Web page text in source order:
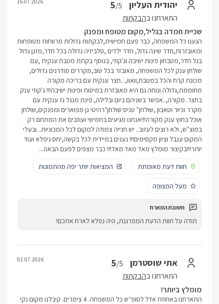
יהודית העליון 5/5
התארחנו בהבקתות
שכיית חמדה בגליל,מקום מטופח ומפנק
הגענו כל המשפחה, כבר פעם חמישית,לבקתות גדולות מרווחות מטופחות
ומאובזרות,חדר שינה גדול, חדר ילדים ,טלביזיה גדולה בכל חדר,מזגן גדול
בגל חדר,מטבחון פינות ישיבה וג'קוזי, בנוסף בקתת מטבח ענקית ,עם
שולחן ענק לכל המשפחה, מאובזר בכל טוב,מקררים מודרנים גדולים,
מכונת קרח והכל במטבח,וואוו,...חצר ענקית עם בריכה מקורה
מחוממת,גדולה ונוחה גם היא מאובזרת במיטות ופינות ישיבה!!! ג'קוזי ענק
בחצר..מקורה,..אפשר בשניהם ביום ובלילה, פינת מנגל גז ענקית עם
מקרר וכיור וטאבון ,שולחן" טניס שולחן"רהיטי גן מפוארים ומפנקים,שולחן
אוכל בחוץ ענק מקורה!!!אנחנו מגיעים בחמישי ועוזבים את המתחם רק
במוצ"ש, ולא רוצים לעזוב.. יש חנייה צמודה למקום לכל המכוניות...ובעלי
המקום ענבל וציון מקסימים!!! נענים במיידית לכל בקשה,יחס ניפלא ועוד
יותר!!!בקיצור מומלץ מאד מאד מאד!!! כבר מצפים לפעם הבאה...
חוות דעת מאומתת
המציאות יותר יפה מהתמונות
מעל המצופה
תודה על חוות הדעת המפרגנת, היה נפלא לארח אתכם!
אתי שוסטרמן 5/5
התארחנו בהבקתות
02.07.2026
מומלץ ביותר!
התארחנו באחוזת אדל לסופ״ש כל המשפחה. 4 צימרים. קיבלנו מקום נקי